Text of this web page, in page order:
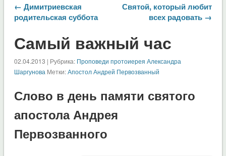
← Димитриевская
родительская суббота
Святой, который любит
всех радовать →
Самый важный час
02.04.2013 | Рубрика: Проповеди протоиерея Александра
Шаргунова Метки:Апостол Андрей Первозванный
Слово в день памяти святого
апостола Андрея
Первозванного